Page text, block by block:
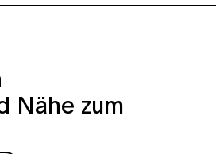
Nähe zum